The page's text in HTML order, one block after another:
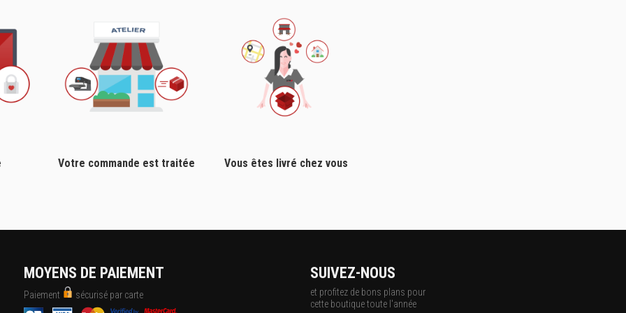
Votre commande est traitée Vous êtes livré chez vous
MOYENS DE PAIEMENT
Paiement sécurisé par carte
SUIVEZ-NOUS
et profitez de bons plans pour
cette boutique toute l'année